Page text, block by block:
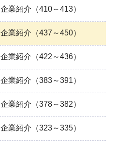
企業紹介（410～413）
企業紹介（437～450）
企業紹介（422～436）
企業紹介（383～391）
企業紹介（378～382）
企業紹介（323～335）